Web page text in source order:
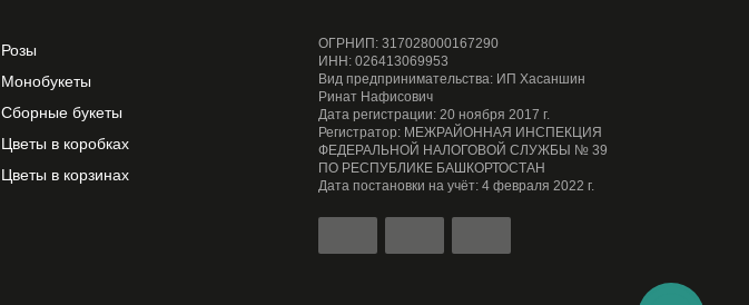
Розы
Монобукеты
Сборные букеты
Цветы в коробках
Цветы в корзинах
ОГРНИП: 317028000167290
ИНН: 026413069953
Вид предпринимательства: ИП Хасаншин
Ринат Нафисович
Дата регистрации: 20 ноября 2017 г.
Регистратор: МЕЖРАЙОННАЯ ИНСПЕКЦИЯ
ФЕДЕРАЛЬНОЙ НАЛОГОВОЙ СЛУЖБЫ № 39
ПО РЕСПУБЛИКЕ БАШКОРТОСТАН
Дата постановки на учёт: 4 февраля 2022 г.